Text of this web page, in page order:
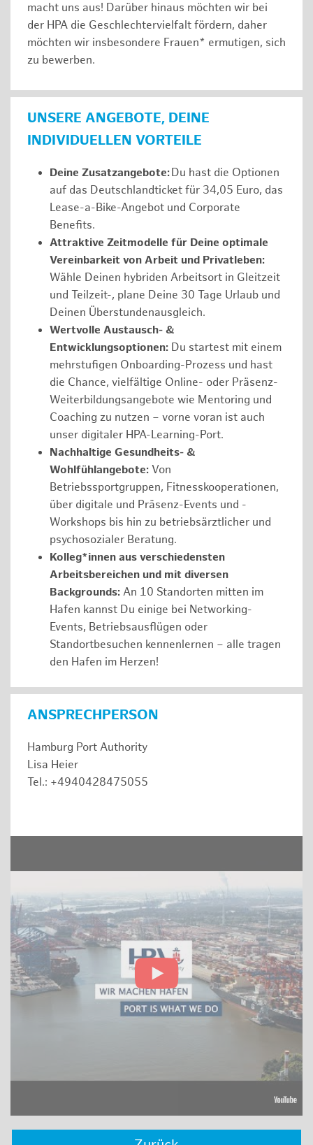
macht uns aus! Darüber hinaus möchten wir bei
der HPA die Geschlechtervielfalt fördern, daher
möchten wir insbesondere Frauen* ermutigen, sich
zu bewerben.
UNSERE ANGEBOTE, DEINE
INDIVIDUELLEN VORTEILE
Deine Zusatzangebote: Du hast die Optionen
auf das Deutschlandticket für 34,05 Euro, das
Lease-a-Bike-Angebot und Corporate
Benefits.
Attraktive Zeitmodelle für Deine optimale
Vereinbarkeit von Arbeit und Privatleben:
Wähle Deinen hybriden Arbeitsort in Gleitzeit
und Teilzeit-, plane Deine 30 Tage Urlaub und
Deinen Überstundenausgleich.
Wertvolle Austausch- &
Entwicklungsoptionen: Du startest mit einem
mehrstufigen Onboarding-Prozess und hast
die Chance, vielfältige Online- oder Präsenz-
Weiterbildungsangebote wie Mentoring und
Coaching zu nutzen – vorne voran ist auch
unser digitaler HPA-Learning-Port.
Nachhaltige Gesundheits- &
Wohlfühlangebote: Von
Betriebssportgruppen, Fitnesskooperationen,
über digitale und Präsenz-Events und -
Workshops bis hin zu betriebsärztlicher und
psychosozialer Beratung.
Kolleg*innen aus verschiedensten
Arbeitsbereichen und mit diversen
Backgrounds: An 10 Standorten mitten im
Hafen kannst Du einige bei Networking-
Events, Betriebsausflügen oder
Standortbesuchen kennenlernen – alle tragen
den Hafen im Herzen!
ANSPRECHPERSON
Hamburg Port Authority
Lisa Heier
Tel.: +4940428475055